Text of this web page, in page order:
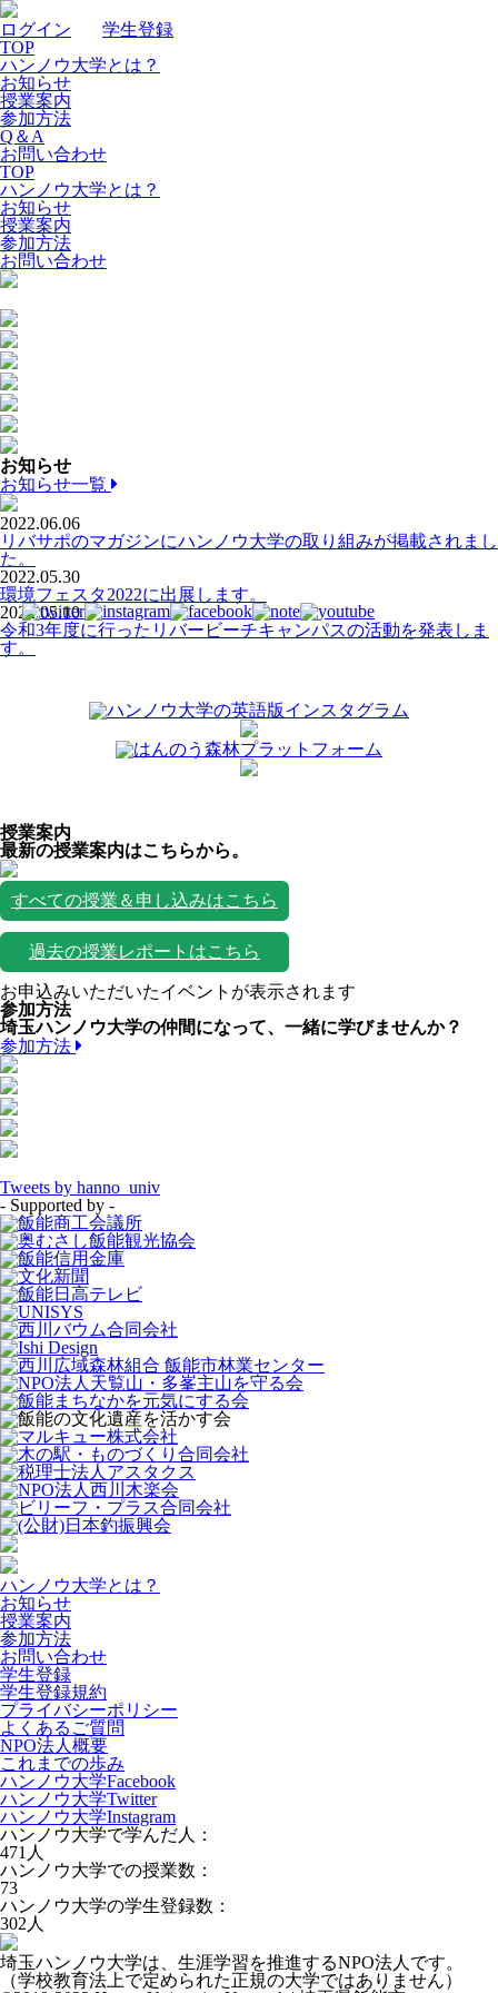
ログイン
学生登録
TOP
ハンノウ大学とは？
お知らせ
授業案内
参加方法
Q＆A
お問い合わせ
TOP
ハンノウ大学とは？
お知らせ
授業案内
参加方法
お問い合わせ
お知らせ
お知らせ一覧
2022.06.06
リバサポのマガジンにハンノウ大学の取り組みが掲載されまし
た。
2022.05.30
環境フェスタ2022に出展します。
2022.05.10
令和3年度に行ったリバービーチキャンパスの活動を発表しま
す。
授業案内
最新の授業案内はこちらから。
すべての授業＆申し込みはこちら
過去の授業レポートはこちら
お申込みいただいたイベントが表示されます
参加方法
埼玉ハンノウ大学の仲間になって、一緒に学びませんか？
参加方法
Tweets by hanno_univ
- Supported by -
ハンノウ大学とは？
お知らせ
授業案内
参加方法
お問い合わせ
学生登録
学生登録規約
プライバシーポリシー
よくあるご質問
NPO法人概要
これまでの歩み
ハンノウ大学Facebook
ハンノウ大学Twitter
ハンノウ大学Instagram
ハンノウ大学で学んだ人：
471 人
ハンノウ大学での授業数：
73
ハンノウ大学の学生登録数：
302 人
埼玉ハンノウ大学は、生涯学習を推進するNPO法人です。
（学校教育法上で定められた正規の大学ではありません）